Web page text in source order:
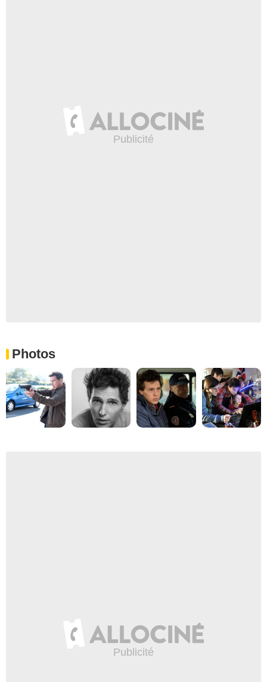
Photos